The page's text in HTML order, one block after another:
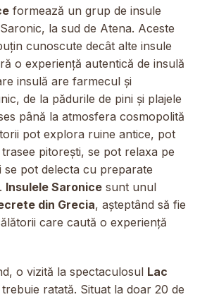
formează un grup de insule
la sud de Atena. Aceste
cunoscute decât alte insule
o experiență autentică de insulă
insulă are farmecul și
de la pădurile de pini și plajele
până la atmosfera cosmopolită
pot explora ruine antice, pot
pitorești, se pot relaxa pe
se pot delecta cu preparate
Insulele Saronice sunt unul
din Grecia, așteptând să fie
care caută o experiență
o vizită la spectaculosul Lac
ratată. Situat la doar 20 de